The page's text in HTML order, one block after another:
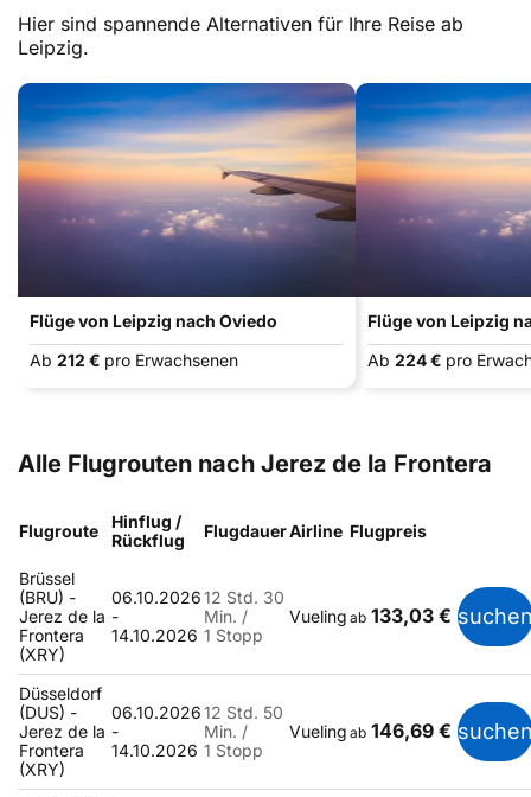
Hier sind spannende Alternativen für Ihre Reise ab
Leipzig.
Flüge von Leipzig nach Oviedo
Ab 212 € pro Erwachsenen
Flüge von Leipzig
Ab 224 € pro
Alle Flugrouten nach Jerez de la Frontera
Flugroute
Hinflug /
Rückflug
FlugdauerAirline Flugpreis
Brüssel
(BRU) -
Jerez de la
Frontera
(XRY)
06.10.2026
-
14.10.2026
12 Std. 30
Min. /
1 Stopp
Vueling ab 133,03 €
Düsseldorf
(DUS) -
Jerez de la
Frontera
(XRY)
06.10.2026
-
14.10.2026
12 Std. 50
Min. /
1 Stopp
Vueling ab 146,69 €